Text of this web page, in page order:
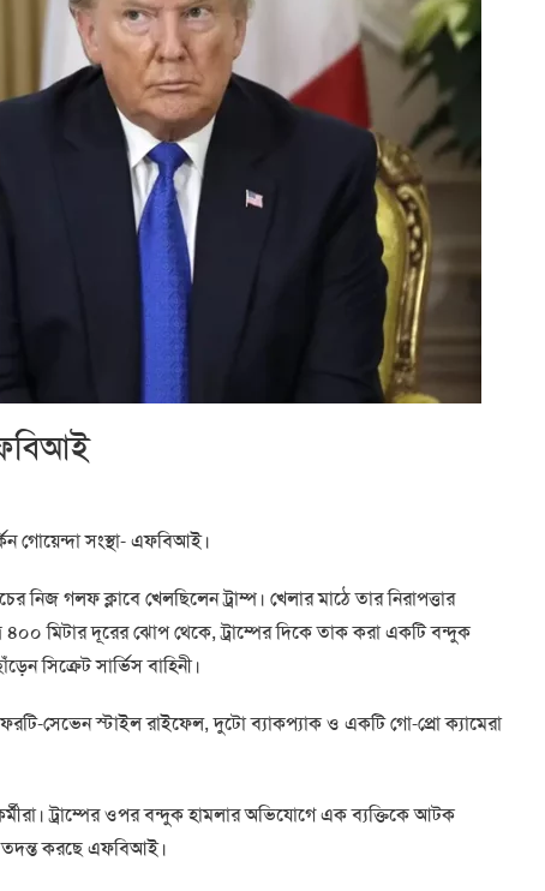
গোয়েন্দা সংস্থা- এফবিআই।
নিজ গলফ ক্লাবে খেলছিলেন ট্রাম্প। খেলার মাঠে তার নিরাপত্তার
৪০০ মিটার দূরের ঝোপ থেকে, ট্রাম্পের দিকে তাক করা একটি বন্দুক
সিক্রেট সার্ভিস বাহিনী।
সেভেন স্টাইল রাইফেল, দুটো ব্যাকপ্যাক ও একটি গো-প্রো ক্যামেরা
ট্রাম্পের ওপর বন্দুক হামলার অভিযোগে এক ব্যক্তিকে আটক
তদন্ত করছে এফবিআই।